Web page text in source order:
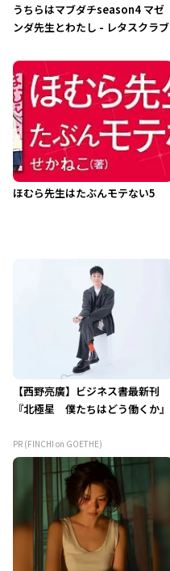
うちらはマブダチseason4 マゼ
ンダ先生とわたし - レタスクラブ
ほむら先生はたぶんモテない5
【西野亮廣】ビジネス書最新刊
『北極星 僕たちはどう働くか』
PR (FINCHI on GOETHE)